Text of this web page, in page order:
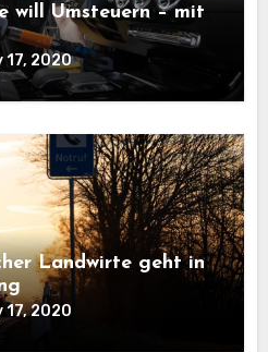
will Umsteuern – mit
17, 2020
Landwirte geht in
2020